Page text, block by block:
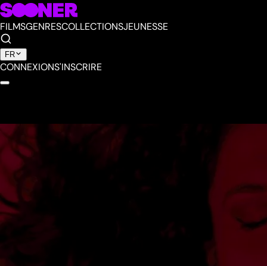
FILMSGENRESCOLLECTIONSJEUNESSE
FR
CONNEXIONS'INSCRIRE